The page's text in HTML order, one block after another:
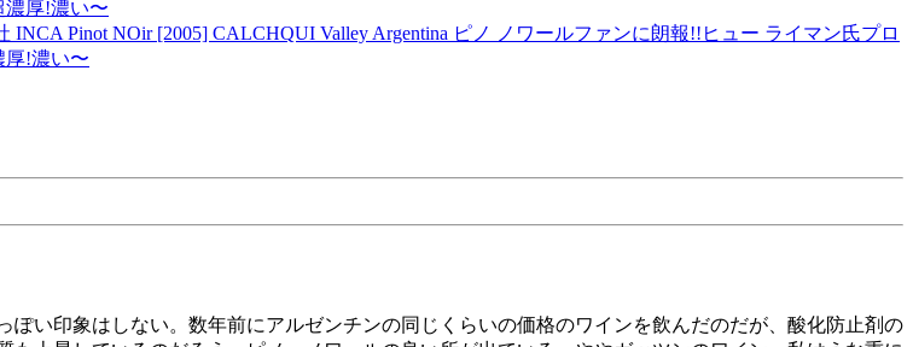
Pinot NOir [2005] CALCHQUI Valley Argentina ピノ ノワールファンに朗報!!ヒュー ライマン氏プロ
厚!濃い〜
い印象はしない。数年前にアルゼンチンの同じくらいの価格のワインを飲んだのだが、酸化防止剤の